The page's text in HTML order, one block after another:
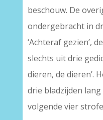
beschouw. De
ondergebracht in
‘Achteraf gezien’,
slechts uit drie
dieren, de dieren’.
drie bladzijden
volgende vier